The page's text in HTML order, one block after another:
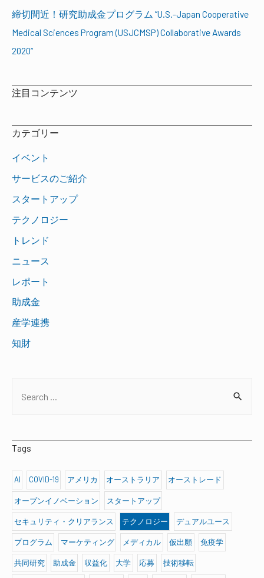
締切間近！研究助成金プログラム ”U.S.-Japan Cooperative
Medical Sciences Program (USJCMSP) Collaborative Awards
2020“
注目コンテンツ
カテゴリー
イベント
サービスのご紹介
スタートアップ
テクノロジー
トレンド
ニュース
レポート
助成金
産学連携
知財
r
h
o
r
:
Tags
AI COVID-19 アメリカ オーストラリア オーストレード
オープンイノベーション スタートアップ
セキュリティ・クリアランス テクノロジー デュアルユース
プログラム マーケティング メディカル 仮出願 免疫学
共同研究 助成金 収益化 大学 応募 技術移転